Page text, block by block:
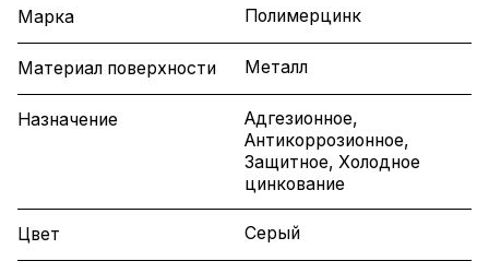
Марка Полимерцинк
Материал поверхности Металл
Назначение
Адгезионное,
Антикоррозионное,
Защитное, Холодное
цинкование
Цвет Серый